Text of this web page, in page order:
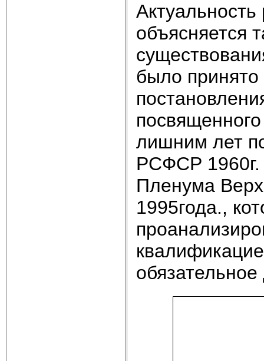
объясняется
было принято
лишним лет
РСФСР 1960г.
Пленума
1995года.,